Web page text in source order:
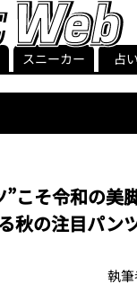
smart
スニーカー 占い
こそ令和の美
秋の注目パン
執